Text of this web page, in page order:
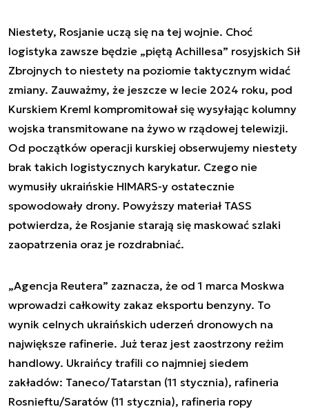
Niestety, Rosjanie uczą się na tej wojnie. Choć
logistyka zawsze będzie „piętą Achillesa” rosyjskich Sił
Zbrojnych to niestety na poziomie taktycznym widać
zmiany. Zauważmy, że jeszcze w lecie 2024 roku, pod
Kurskiem Kreml kompromitował się wysyłając kolumny
wojska transmitowane na żywo w rządowej telewizji.
Od początków operacji kurskiej obserwujemy niestety
brak takich logistycznych karykatur. Czego nie
wymusiły ukraińskie HIMARS-y ostatecznie
spowodowały drony. Powyższy materiał TASS
potwierdza, że Rosjanie starają się maskować szlaki
zaopatrzenia oraz je rozdrabniać.
„Agencja Reutera” zaznacza, że od 1 marca Moskwa
wprowadzi całkowity zakaz eksportu benzyny. To
wynik celnych ukraińskich uderzeń dronowych na
największe rafinerie. Już teraz jest zaostrzony reżim
handlowy. Ukraińcy trafili co najmniej siedem
zakładów: Taneco/Tatarstan (11 stycznia), rafineria
Rosnieftu/Saratów (11 stycznia), rafineria ropy